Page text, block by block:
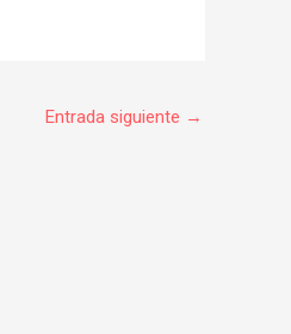
Entrada siguiente →